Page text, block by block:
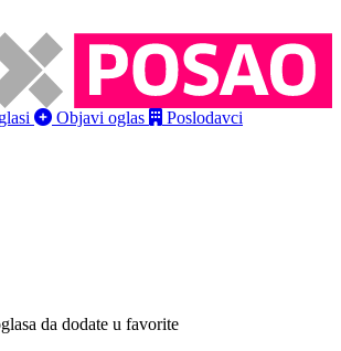
Objavi oglas Poslodavci
da dodate u favorite